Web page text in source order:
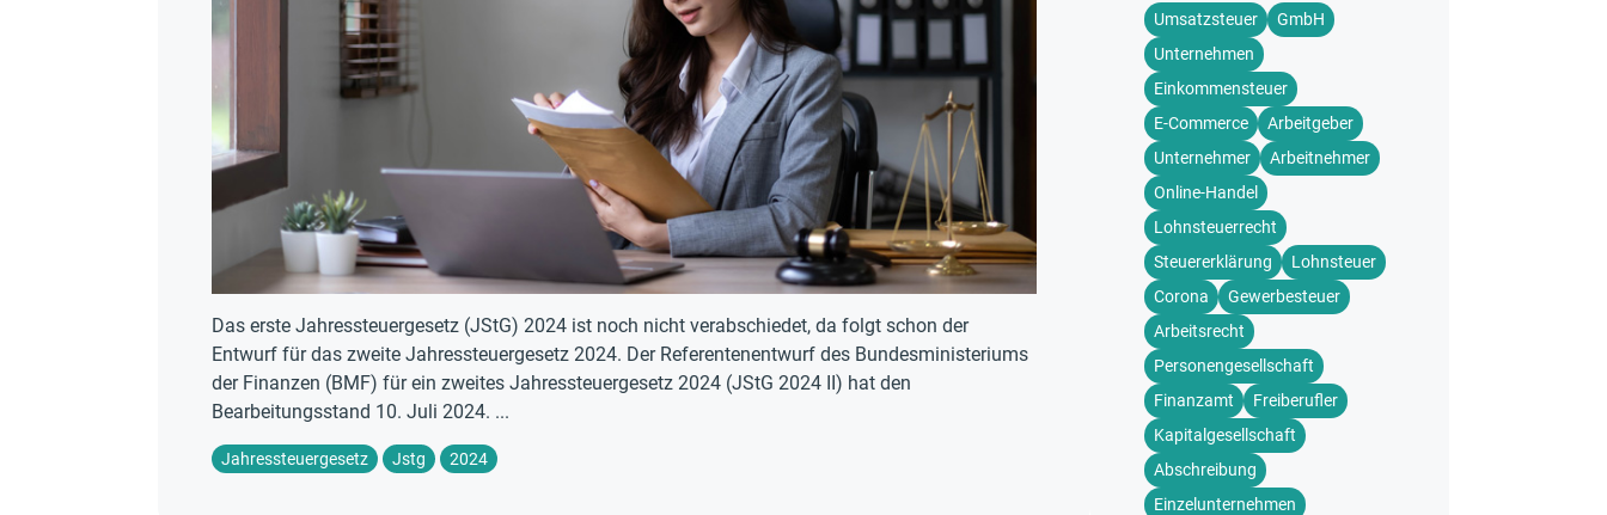
Das erste Jahressteuergesetz (JStG) 2024 ist noch nicht verabschiedet, da folgt schon der
Entwurf für das zweite Jahressteuergesetz 2024. Der Referentenentwurf des Bundesministeriums
der Finanzen (BMF) für ein zweites Jahressteuergesetz 2024 (JStG 2024 II) hat den
Bearbeitungsstand 10. Juli 2024. ...
Jahressteuergesetz Jstg 2024
Umsatzsteuer
GmbH
Unternehmen
Einkommensteuer
E-Commerce
Arbeitgeber
Unternehmer
Arbeitnehmer
Online-Handel
Lohnsteuerrecht
Steuererklärung
Lohnsteuer
Corona
Gewerbesteuer
Arbeitsrecht
Personengesellschaft
Finanzamt
Freiberufler
Kapitalgesellschaft
Abschreibung
Einzelunternehmen